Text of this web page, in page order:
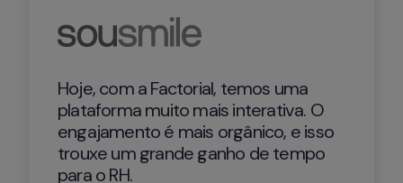
Hoje, com a Factorial, temos uma
plataforma muito mais interativa. O
engajamento é mais orgânico, e isso
trouxe um grande ganho de tempo
para o RH.